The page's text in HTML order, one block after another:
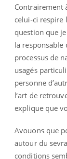
Contrairement
celui-ci respire
question que
la responsable
processus de
usagés
personne
l’art de
explique que
Avouons que
autour du
conditions